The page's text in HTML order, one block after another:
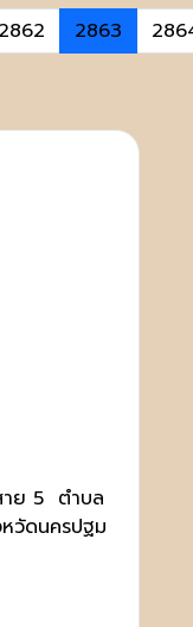
2862 2863
ย 5 ตำบล
วัดนครปฐม